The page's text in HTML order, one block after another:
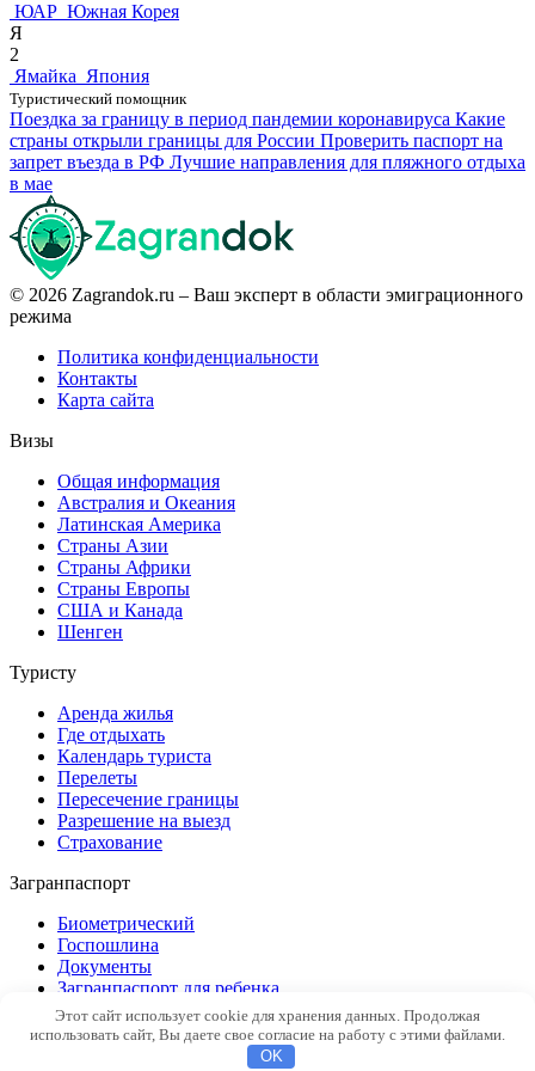
ЮАР Южная Корея
Я
2
Ямайка Япония
Туристический помощник
Поездка за границу в период пандемии коронавируса Какие
страны открыли границы для России Проверить паспорт на
запрет въезда в РФ Лучшие направления для пляжного отдыха
в мае
© 2026 Zagrandok.ru – Ваш эксперт в области эмиграционного
режима
Политика конфиденциальности
Контакты
Карта сайта
Визы
Общая информация
Австралия и Океания
Латинская Америка
Страны Азии
Страны Африки
Страны Европы
США и Канада
Шенген
Туристу
Аренда жилья
Где отдыхать
Календарь туриста
Перелеты
Пересечение границы
Разрешение на выезд
Страхование
Загранпаспорт
Биометрический
Госпошлина
Документы
Загранпаспорт для ребенка
Замена
Новый образец
Этот сайт использует cookie для хранения данных. Продолжая
использовать сайт, Вы даете свое согласие на работу с этими файлами.
OK